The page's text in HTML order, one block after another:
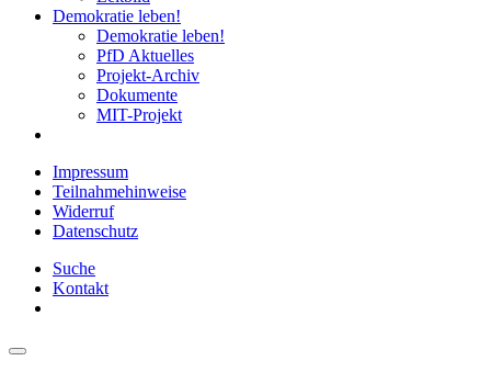
Demokratie leben!
Demokratie leben!
PfD Aktuelles
Projekt-Archiv
Dokumente
MIT-Projekt
Impressum
Teilnahmehinweise
Widerruf
Datenschutz
Suche
Kontakt